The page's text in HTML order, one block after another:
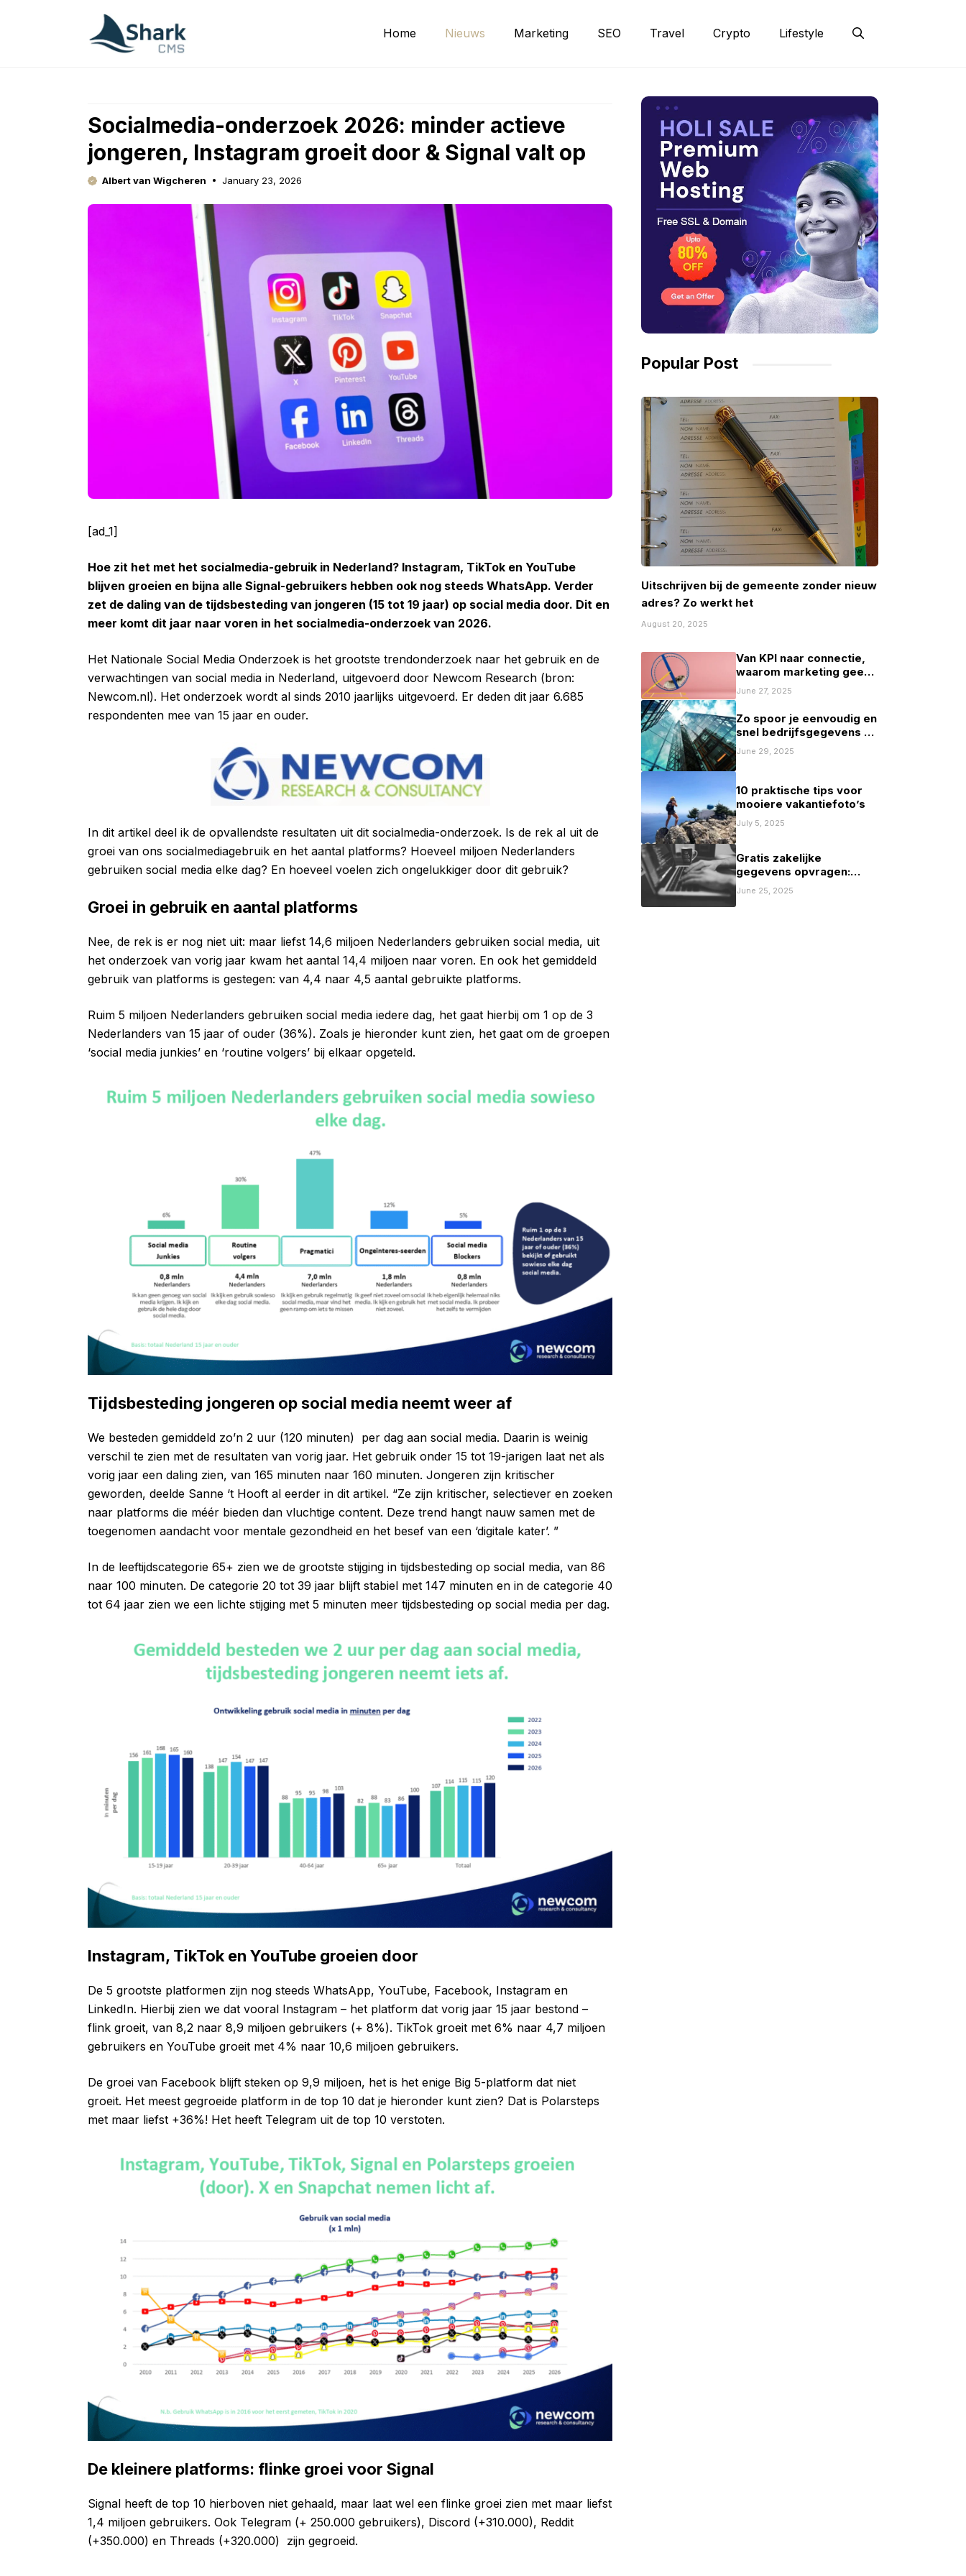
Home Nieuws Marketing SEO Travel Crypto Lifestyle
Socialmedia-onderzoek 2026: minder actieve
jongeren, Instagram groeit door & Signal valt op
Albert van Wigcheren January 23, 2026
[ad_1]
Hoe zit het met het socialmedia-gebruik in Nederland? Instagram, TikTok en YouTube
blijven groeien en bijna alle Signal-gebruikers hebben ook nog steeds WhatsApp. Verder
zet de daling van de tijdsbesteding van jongeren (15 tot 19 jaar) op social media door. Dit en
meer komt dit jaar naar voren in het socialmedia-onderzoek van 2026.
Het Nationale Social Media Onderzoek is het grootste trendonderzoek naar het gebruik en de
verwachtingen van social media in Nederland, uitgevoerd door Newcom Research (bron:
Newcom.nl). Het onderzoek wordt al sinds 2010 jaarlijks uitgevoerd. Er deden dit jaar 6.685
respondenten mee van 15 jaar en ouder.
In dit artikel deel ik de opvallendste resultaten uit dit socialmedia-onderzoek. Is de rek al uit de
groei van ons socialmediagebruik en het aantal platforms? Hoeveel miljoen Nederlanders
gebruiken social media elke dag? En hoeveel voelen zich ongelukkiger door dit gebruik?
Groei in gebruik en aantal platforms
Nee, de rek is er nog niet uit: maar liefst 14,6 miljoen Nederlanders gebruiken social media, uit
het onderzoek van vorig jaar kwam het aantal 14,4 miljoen naar voren. En ook het gemiddeld
gebruik van platforms is gestegen: van 4,4 naar 4,5 aantal gebruikte platforms.
Ruim 5 miljoen Nederlanders gebruiken social media iedere dag, het gaat hierbij om 1 op de 3
Nederlanders van 15 jaar of ouder (36%). Zoals je hieronder kunt zien, het gaat om de groepen
‘social media junkies’ en ‘routine volgers’ bij elkaar opgeteld.
Tijdsbesteding jongeren op social media neemt weer af
We besteden gemiddeld zo’n 2 uur (120 minuten) per dag aan social media. Daarin is weinig
verschil te zien met de resultaten van vorig jaar. Het gebruik onder 15 tot 19-jarigen laat net als
vorig jaar een daling zien, van 165 minuten naar 160 minuten. Jongeren zijn kritischer
geworden, deelde Sanne ‘t Hooft al eerder in dit artikel. “Ze zijn kritischer, selectiever en zoeken
naar platforms die méér bieden dan vluchtige content. Deze trend hangt nauw samen met de
toegenomen aandacht voor mentale gezondheid en het besef van een ‘digitale kater’. ”
In de leeftijdscategorie 65+ zien we de grootste stijging in tijdsbesteding op social media, van 86
naar 100 minuten. De categorie 20 tot 39 jaar blijft stabiel met 147 minuten en in de categorie 40
tot 64 jaar zien we een lichte stijging met 5 minuten meer tijdsbesteding op social media per dag.
Instagram, TikTok en YouTube groeien door
De 5 grootste platformen zijn nog steeds WhatsApp, YouTube, Facebook, Instagram en
LinkedIn. Hierbij zien we dat vooral Instagram – het platform dat vorig jaar 15 jaar bestond –
flink groeit, van 8,2 naar 8,9 miljoen gebruikers (+ 8%). TikTok groeit met 6% naar 4,7 miljoen
gebruikers en YouTube groeit met 4% naar 10,6 miljoen gebruikers.
De groei van Facebook blijft steken op 9,9 miljoen, het is het enige Big 5-platform dat niet
groeit. Het meest gegroeide platform in de top 10 dat je hieronder kunt zien? Dat is Polarsteps
met maar liefst +36%! Het heeft Telegram uit de top 10 verstoten.
De kleinere platforms: flinke groei voor Signal
Signal heeft de top 10 hierboven niet gehaald, maar laat wel een flinke groei zien met maar liefst
1,4 miljoen gebruikers. Ook Telegram (+ 250.000 gebruikers), Discord (+310.000), Reddit
(+350.000) en Threads (+320.000) zijn gegroeid.
Popular Post
Uitschrijven bij de gemeente zonder nieuw
adres? Zo werkt het
August 20, 2025
Van KPI naar connectie,
waarom marketing geen
spelletje scoren mag zijn
June 27, 2025
Zo spoor je eenvoudig en
snel bedrijfsgegevens op
in Nederland
June 29, 2025
10 praktische tips voor
mooiere vakantiefoto’s
July 5, 2025
Gratis zakelijke
gegevens opvragen:
mogelijkheden en
beperkingen
June 25, 2025